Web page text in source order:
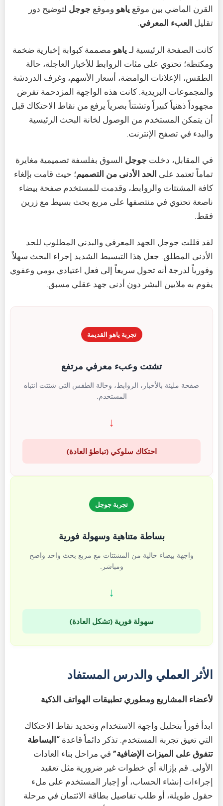
القرن الماضي بين موقع ياهو وموقع جوجل لتوضيح دور
تقليل العبء المعرفي.
كانت الصفحة الرئيسية لـ ياهو مصممة كبوابة إخبارية ضخمة
ومكتظة؛ تحتوي على مئات الروابط للأخبار العاجلة، حالة
الطقس، الإعلانات الوامضة، أسعار الأسهم، وغرف الدردشة
والمجموعات البريدية. كانت هذه الواجهة المزدحمة تفرض
مجهوداً ذهنياً كبيراً وتشتتاً بصرياً يرفع من نقاط الاحتكاك قبل
أن يتمكن المستخدم من الوصول لخانة البحث الرئيسية
والبدء في تصفح الإنترنت.
في المقابل، دخلت جوجل السوق بفلسفة تصميمية مغايرة
تماماً تعتمد على الحد الأدنى من التصميم؛ حيث قامت بإلغاء
كافة المشتتات والروابط، وقدمت للمستخدم صفحة بيضاء
ناصعة تحتوي في منتصفها على مربع بحث بسيط مع زرين
فقط.
لقد قللت جوجل الجهد المعرفي والبدني المطلوب للحد
الأدنى المطلق. جعل هذا التبسيط الشديد إجراء البحث سهلاً
وفورياً لدرجة أنه تحول سريعاً إلى فعل اعتيادي يومي وعفوي
يقوم به ملايين البشر دون أدنى جهد عقلي مسبق.
تجربة ياهو القديمة
تشتت وعبء معرفي مرتفع
صفحة مليئة بالأخبار، الروابط، وحالة الطقس التي شتتت انتباه
المستخدم.
↓
احتكاك سلوكي (تباطؤ العادة)
تجربة جوجل
بساطة متناهية وسهولة فورية
واجهة بيضاء خالية من المشتتات مع مربع بحث واحد واضح
ومباشر.
↓
سهولة فورية (تشكل العادة)
الأثر العملي والدرس المستفاد
لأعضاء المشاريع ومطوري تطبيقات الهواتف الذكية
ابدأ فوراً بتحليل واجهة الاستخدام وتحديد نقاط الاحتكاك
التي تعيق تجربة المستخدم. تذكر دائماً قاعدة “البساطة
تتفوق على الميزات الإضافية” في مراحل بناء العادات
الأولى. قم بإزالة أي خطوات غير ضرورية مثل تعقيد
إجراءات إنشاء الحساب، أو إجبار المستخدم على ملء
حقول طويلة، أو طلب تفاصيل بطاقة الائتمان في مرحلة